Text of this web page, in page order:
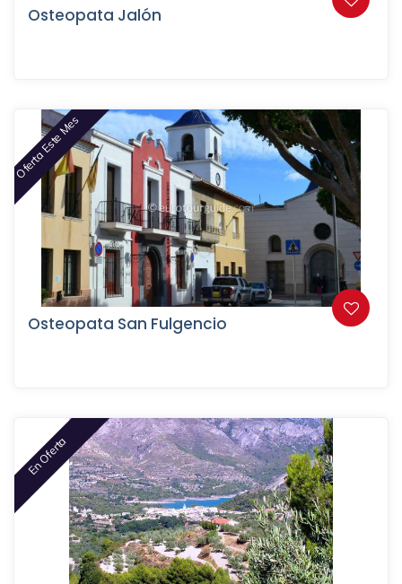
Osteopata Jalón
Oferta Este Mes
Osteopata San Fulgencio
En Oferta